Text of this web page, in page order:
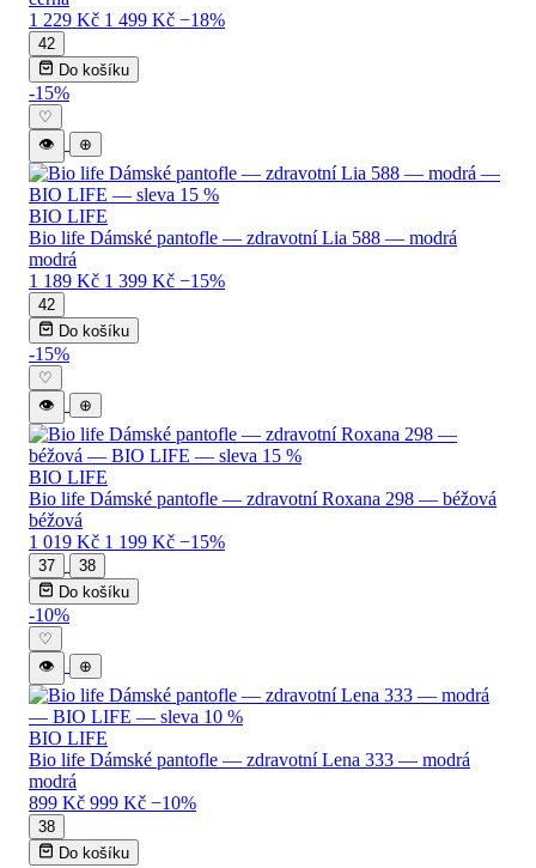
1 229 Kč 1 499 Kč −18%
42
Do košíku
-15%
♡
👁
⊕
BIO LIFE
Bio life Dámské pantofle — zdravotní Lia 588 — modrá
modrá
1 189 Kč 1 399 Kč −15%
42
Do košíku
-15%
♡
👁
⊕
BIO LIFE
Bio life Dámské pantofle — zdravotní Roxana 298 — béžová
béžová
1 019 Kč 1 199 Kč −15%
37
38
Do košíku
-10%
♡
👁
⊕
BIO LIFE
Bio life Dámské pantofle — zdravotní Lena 333 — modrá
modrá
899 Kč 999 Kč −10%
38
Do košíku